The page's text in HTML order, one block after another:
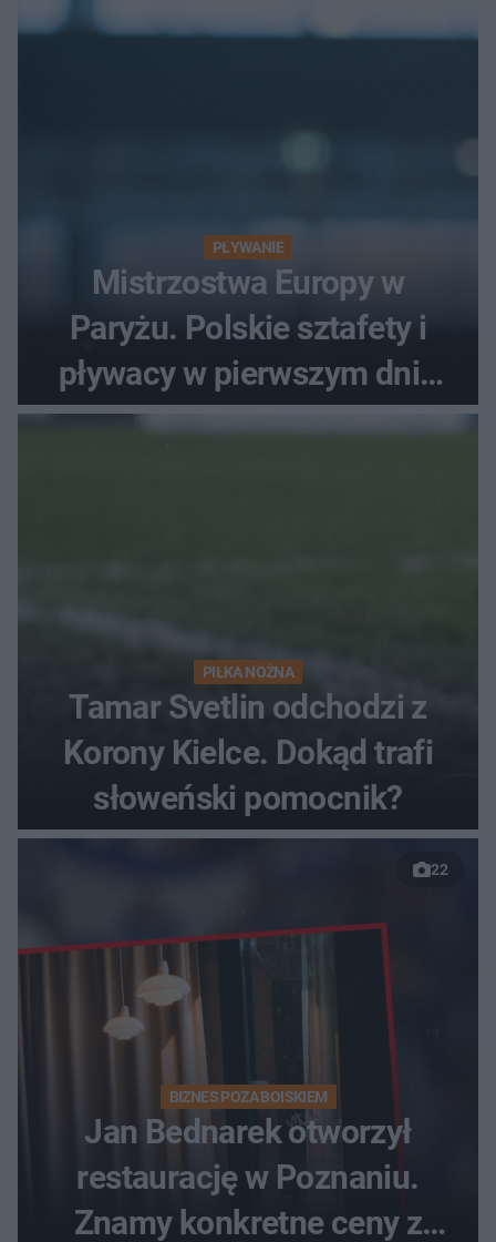
PŁYWANIE
Mistrzostwa Europy w
Paryżu. Polskie sztafety i
pływacy w pierwszym dniu
finałów
PIŁKA NOŻNA
Tamar Svetlin odchodzi z
Korony Kielce. Dokąd trafi
słoweński pomocnik?
22
BIZNES POZA BOISKIEM
Jan Bednarek otworzył
restaurację w Poznaniu.
Znamy konkretne ceny z